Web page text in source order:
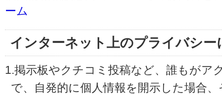
ーム
インターネット上のプライバシー
1.掲示板やクチコミ投稿など、誰もがア
で、自発的に個人情報を開示した場合